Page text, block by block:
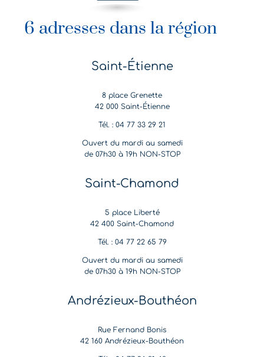
6 adresses dans la région
Saint-Étienne
8 place Grenette
42 000 Saint-Étienne
Tél. : 04 77 33 29 21
Ouvert du mardi au samedi
de 07h30 à 19h NON-STOP
Saint-Chamond
5 place Liberté
42 400 Saint-Chamond
Tél. : 04 77 22 65 79
Ouvert du mardi au samedi
de 07h30 à 19h NON-STOP
Andrézieux-Bouthéon
Rue Fernand Bonis
42 160 Andrézieux-Bouthéon